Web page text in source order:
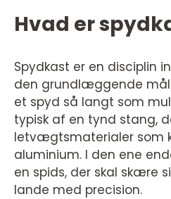
Hvad er
Spydkast er en disciplin
den grundlæggende
et spyd så langt som
typisk af en tynd stang,
letvægtsmaterialer som
aluminium. I den ene
en spids, der skal skære
lande med precision.